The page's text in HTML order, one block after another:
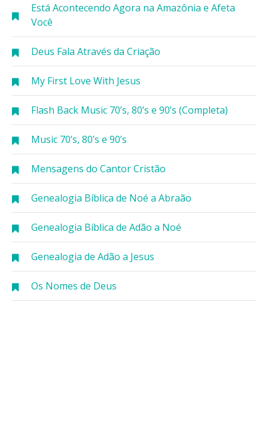
Está Acontecendo Agora na Amazônia e Afeta
Você
Deus Fala Através da Criação
My First Love With Jesus
Flash Back Music 70’s, 80’s e 90’s (Completa)
Music 70’s, 80’s e 90’s
Mensagens do Cantor Cristão
Genealogia Bíblica de Noé a Abraão
Genealogia Bíblica de Adão a Noé
Genealogia de Adão a Jesus
Os Nomes de Deus